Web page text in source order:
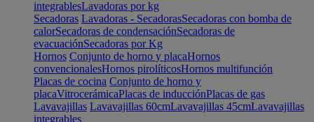
integrablesLavadoras por kg
Secadoras Lavadoras - SecadorasSecadoras con bomba de
calorSecadoras de condensaciónSecadoras de
evacuaciónSecadoras por Kg
Hornos Conjunto de horno y placaHornos
convencionalesHornos pirolíticosHornos multifunción
Placas de cocina Conjunto de horno y
placaVitrocerámicaPlacas de inducciónPlacas de gas
Lavavajillas Lavavajillas 60cmLavavajillas 45cmLavavajillas
integrables